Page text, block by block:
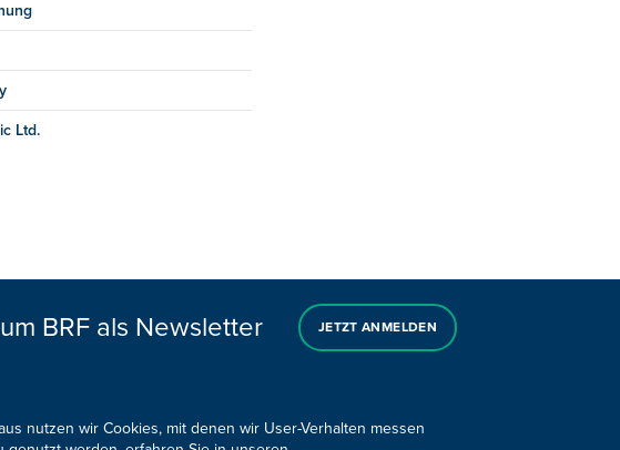
Ltd.
BRF als Newsletter JETZT ANMELDEN
nutzen wir Cookies, mit denen wir User-Verhalten messen